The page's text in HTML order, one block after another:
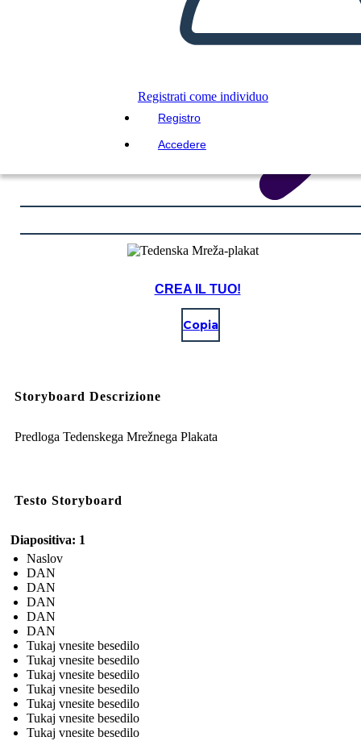
Registrati come individuo
Registro
Accedere
CREA IL TUO!
Copia
Storyboard Descrizione
Predloga Tedenskega Mrežnega Plakata
Testo Storyboard
Diapositiva: 1
Naslov
DAN
DAN
DAN
DAN
DAN
Tukaj vnesite besedilo
Tukaj vnesite besedilo
Tukaj vnesite besedilo
Tukaj vnesite besedilo
Tukaj vnesite besedilo
Tukaj vnesite besedilo
Tukaj vnesite besedilo